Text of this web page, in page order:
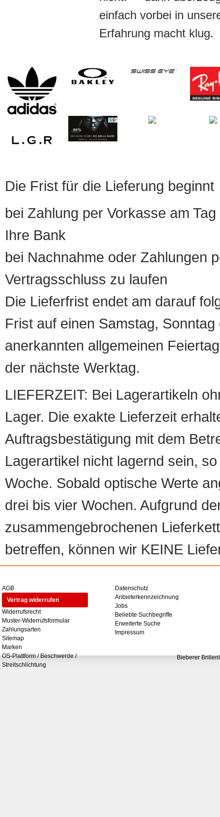
einfach vorbei in
Erfahrung macht klug.
Die Frist für die Lieferung beginnt
bei Zahlung per Vorkasse am
Ihre Bank
bei Nachnahme oder Zahlungen
Vertragsschluss zu laufen
Die Lieferfrist endet am darauf
Frist auf einen Samstag,
anerkannten allgemeinen
der nächste Werktag.
LIEFERZEIT: Bei Lagerartikeln
Lager. Die exakte Lieferzeit
Auftragsbestätigung mit dem
Lagerartikel nicht lagernd sein,
Woche. Sobald optische Werte
drei bis vier Wochen. Aufgrund
zusammengebrochenen
betreffen, können wir KEINE
AGB
Vertrag widerrufen
Widerrufsrecht
Muster-Widerrufsformular
Zahlungsarten
Sitemap
Marken
OS-Plattform / Beschwerde /
Streitschlichtung
Datenschutz
Anbieterkennzeichnung
Jobs
Beliebte Suchbegriffe
Erweiterte Suche
Impressum
Bieberer